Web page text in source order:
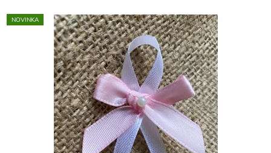
hvězdiček.
NOVINKA